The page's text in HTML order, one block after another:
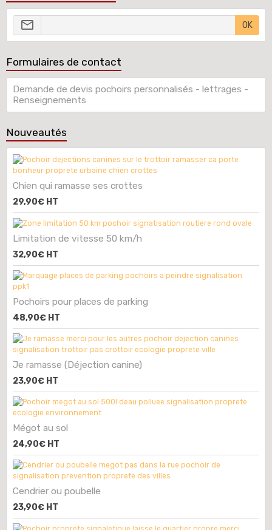
OK
Formulaires de contact
Demande de devis pochoirs personnalisés - lettrages -
Renseignements
Nouveautés
Chien qui ramasse ses crottes
29,90€ HT
Limitation de vitesse 50 km/h
32,90€ HT
Pochoirs pour places de parking
48,90€ HT
Je ramasse (Déjection canine)
23,90€ HT
Mégot au sol
24,90€ HT
Cendrier ou poubelle
23,90€ HT